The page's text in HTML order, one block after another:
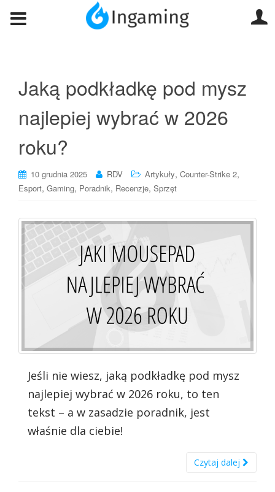
Jaką podkładkę pod mysz
najlepiej wybrać w 2026
roku?
10 grudnia 2025 RDV Artykuły, Counter-Strike 2,
Esport, Gaming, Poradnik, Recenzje, Sprzęt
Jeśli nie wiesz, jaką podkładkę pod mysz
najlepiej wybrać w 2026 roku, to ten
tekst – a w zasadzie poradnik, jest
właśnie dla ciebie!
Czytaj dalej